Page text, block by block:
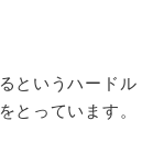
というハードル
とっています。